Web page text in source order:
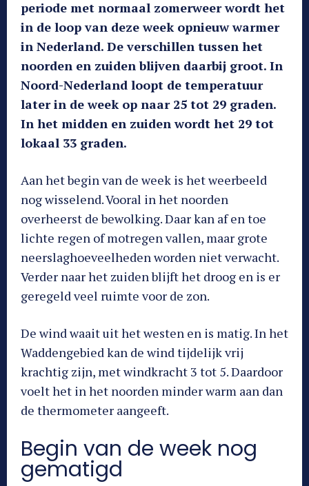
periode met normaal zomerweer wordt het
in de loop van deze week opnieuw warmer
in Nederland. De verschillen tussen het
noorden en zuiden blijven daarbij groot. In
Noord-Nederland loopt de temperatuur
later in de week op naar 25 tot 29 graden.
In het midden en zuiden wordt het 29 tot
lokaal 33 graden.
Aan het begin van de week is het weerbeeld
nog wisselend. Vooral in het noorden
overheerst de bewolking. Daar kan af en toe
lichte regen of motregen vallen, maar grote
neerslaghoeveelheden worden niet verwacht.
Verder naar het zuiden blijft het droog en is er
geregeld veel ruimte voor de zon.
De wind waait uit het westen en is matig. In het
Waddengebied kan de wind tijdelijk vrij
krachtig zijn, met windkracht 3 tot 5. Daardoor
voelt het in het noorden minder warm aan dan
de thermometer aangeeft.
Begin van de week nog
gematigd